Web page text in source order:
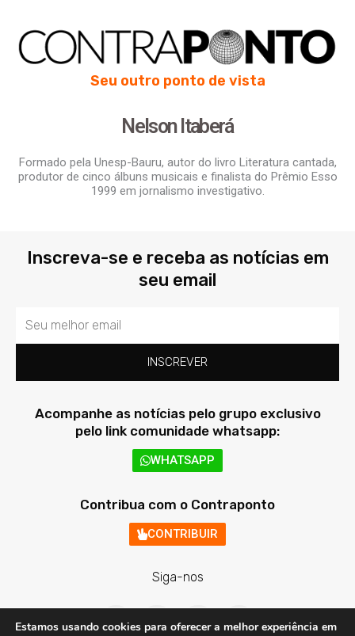
Seu outro ponto de vista
Nelson Itaberá
Formado pela Unesp-Bauru, autor do livro Literatura cantada,
produtor de cinco álbuns musicais e finalista do Prêmio Esso
1999 em jornalismo investigativo.
Inscreva-se e receba as notícias em
seu email
Email
INSCREVER
Acompanhe as notícias pelo grupo exclusivo
pelo link comunidade whatsapp:
WHATSAPP
Contribua com o Contraponto
CONTRIBUIR
Siga-nos
F
a
T
w
I
n
Y
o
Estamos usando cookies para oferecer a melhor experiência em